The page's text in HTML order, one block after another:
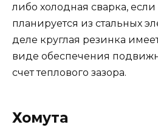
либо холодная сварка, если
планируется из стальных
деле круглая резинка
виде обеспечения
счет теплового зазора.
Хомута